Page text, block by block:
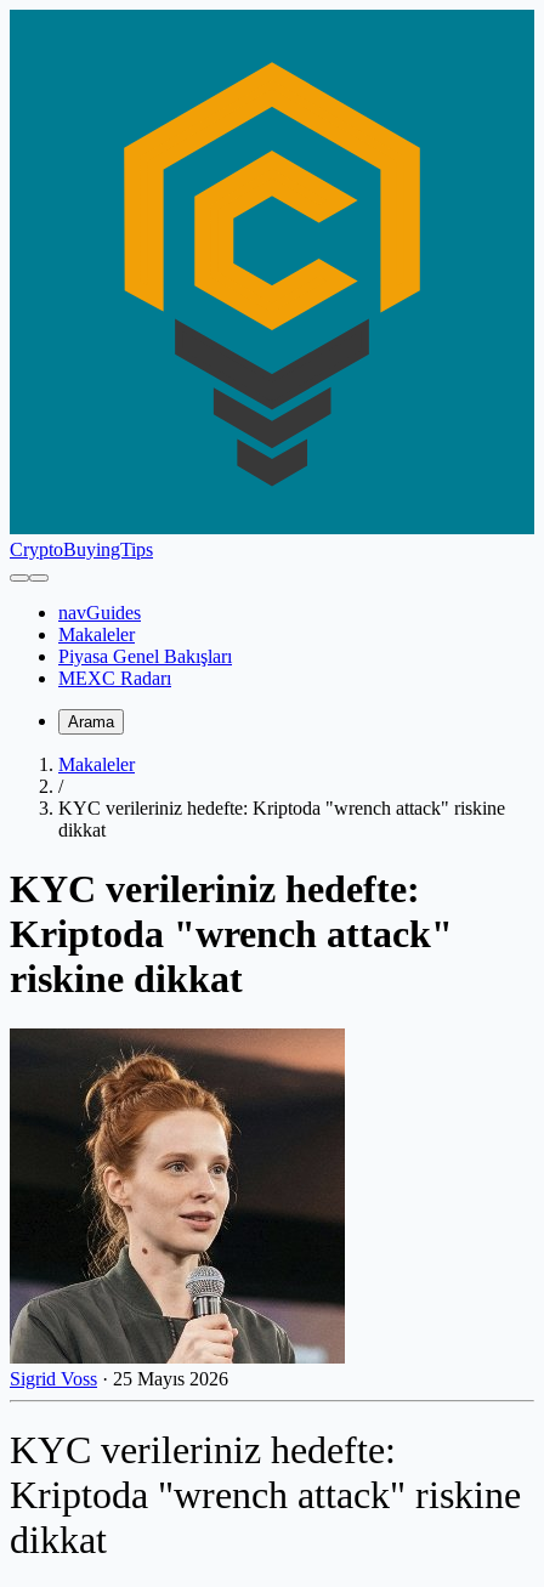
CryptoBuyingTips
navGuides
Makaleler
Piyasa Genel Bakışları
MEXC Radarı
Arama
Makaleler
/
KYC verileriniz hedefte: Kriptoda "wrench attack" riskine
dikkat
KYC verileriniz hedefte:
Kriptoda "wrench attack"
riskine dikkat
Sigrid Voss · 25 Mayıs 2026
KYC verileriniz hedefte:
Kriptoda "wrench attack" riskine
dikkat